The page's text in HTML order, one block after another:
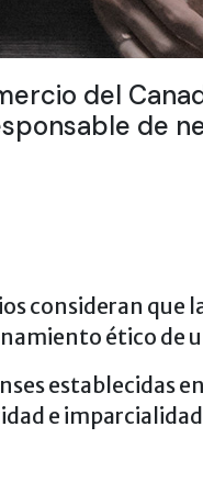
del
de
consideran
ético de
establecidas
e